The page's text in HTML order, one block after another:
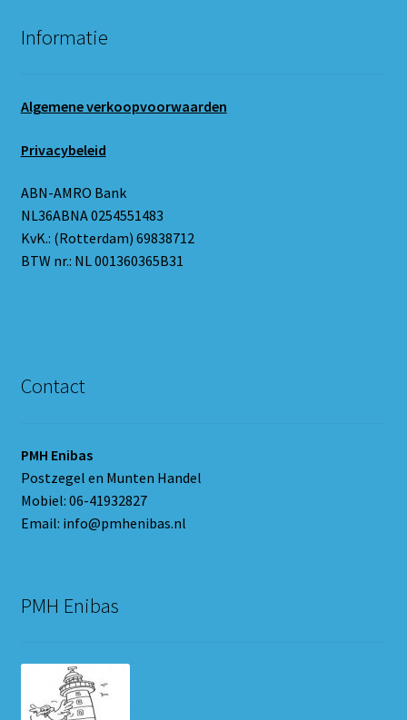
Informatie
Algemene verkoopvoorwaarden
Privacybeleid
ABN-AMRO Bank
NL36ABNA 0254551483
KvK.: (Rotterdam) 69838712
BTW nr.: NL 001360365B31
Contact
PMH Enibas
Postzegel en Munten Handel
Mobiel: 06-41932827
Email: info@pmhenibas.nl
PMH Enibas